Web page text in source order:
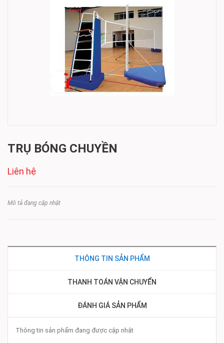
TRỤ BÓNG CHUYỀN
Liên hệ
Mô tả đang cập nhật
THÔNG TIN SẢN PHẨM
THANH TOÁN VẬN CHUYỂN
ĐÁNH GIÁ SẢN PHẨM
Thông tin sản phẩm đang được cập nhật